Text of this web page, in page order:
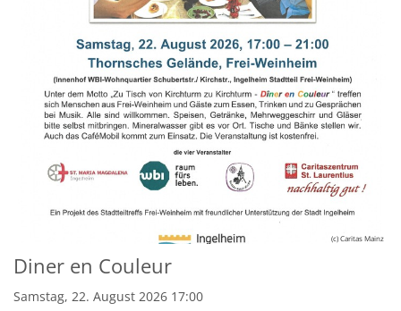
(c) Caritas Mainz
Diner en Couleur
Samstag, 22. August 2026 17:00